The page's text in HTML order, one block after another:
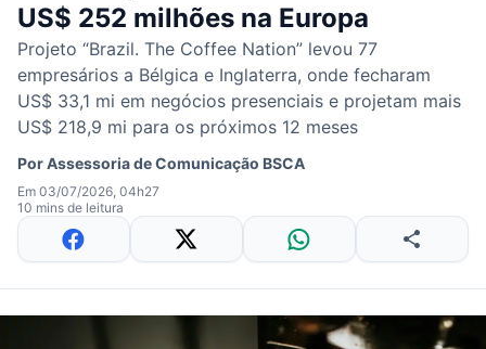
US$ 252 milhões na Europa
Projeto “Brazil. The Coffee Nation” levou 77
empresários a Bélgica e Inglaterra, onde fecharam
US$ 33,1 mi em negócios presenciais e projetam mais
US$ 218,9 mi para os próximos 12 meses
PorAssessoria de Comunicação BSCA
Em 03/07/2026, 04h27
10 mins de leitura